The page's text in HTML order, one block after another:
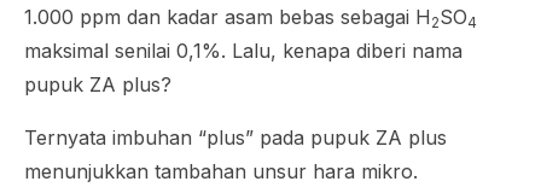
1.000 ppm dan kadar asam bebas sebagai H 2SO4
maksimal senilai 0,1%. Lalu, kenapa diberi nama
pupuk ZA plus?
Ternyata imbuhan “plus” pada pupuk ZA plus
menunjukkan tambahan unsur hara mikro.